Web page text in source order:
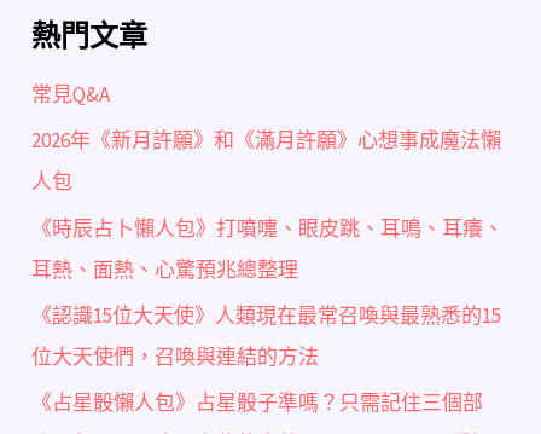
熱門文章
常見Q&A
2026年《新月許願》和《滿月許願》心想事成魔法懶
人包
《時辰占卜懶人包》打噴嚏、眼皮跳、耳鳴、耳癢、
耳熱、面熱、心驚預兆總整理
《認識15位大天使》人類現在最常召喚與最熟悉的15
位大天使們，召喚與連結的方法
《占星骰懶人包》占星骰子準嗎？只需記住三個部